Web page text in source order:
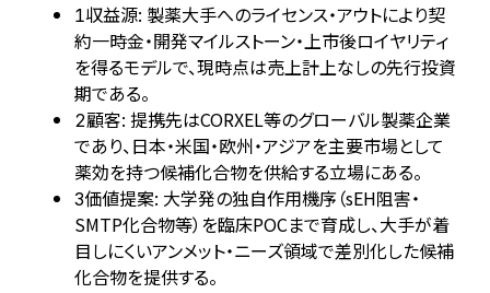
1収益源: 製薬大手へのライセンス・アウトにより契
約一時金・開発マイルストーン・上市後ロイヤリティ
を得るモデルで、現時点は売上計上なしの先行投資
期である。
2顧客: 提携先はCORXEL等のグローバル製薬企業
であり、日本・米国・欧州・アジアを主要市場として
薬効を持つ候補化合物を供給する立場にある。
3価値提案: 大学発の独自作用機序（sEH阻害・
SMTP化合物等）を臨床POCまで育成し、大手が着
目しにくいアンメット・ニーズ領域で差別化した候補
化合物を提供する。